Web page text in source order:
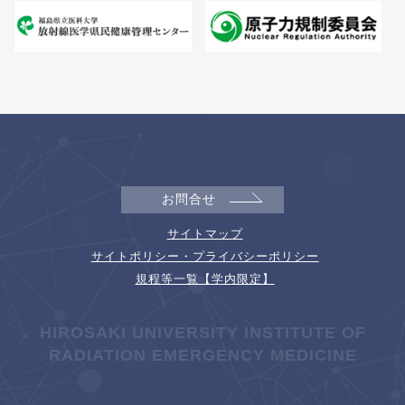
お問合せ
サイトマップ
サイトポリシー・プライバシーポリシー
規程等一覧【学内限定】
HIROSAKI UNIVERSITY INSTITUTE OF
RADIATION EMERGENCY MEDICINE